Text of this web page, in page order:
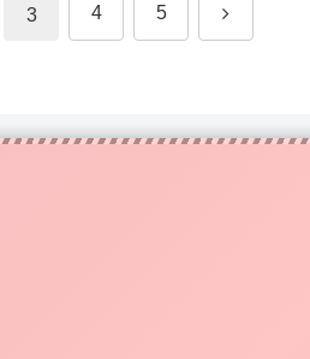
3 4 5 次